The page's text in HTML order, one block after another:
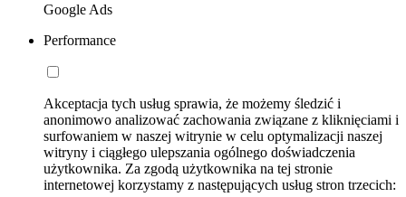
Google Ads
Performance
Akceptacja tych usług sprawia, że możemy śledzić i
anonimowo analizować zachowania związane z kliknięciami i
surfowaniem w naszej witrynie w celu optymalizacji naszej
witryny i ciągłego ulepszania ogólnego doświadczenia
użytkownika. Za zgodą użytkownika na tej stronie
internetowej korzystamy z następujących usług stron trzecich: